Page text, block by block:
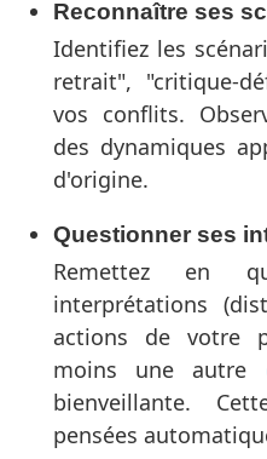
Reconnaître ses
Identifiez les
retrait", "critique-
vos conflits.
des dynamiques
d'origine.
Questionner ses
Remettez en
interprétations
actions de votre
moins une autre
bienveillante.
pensées